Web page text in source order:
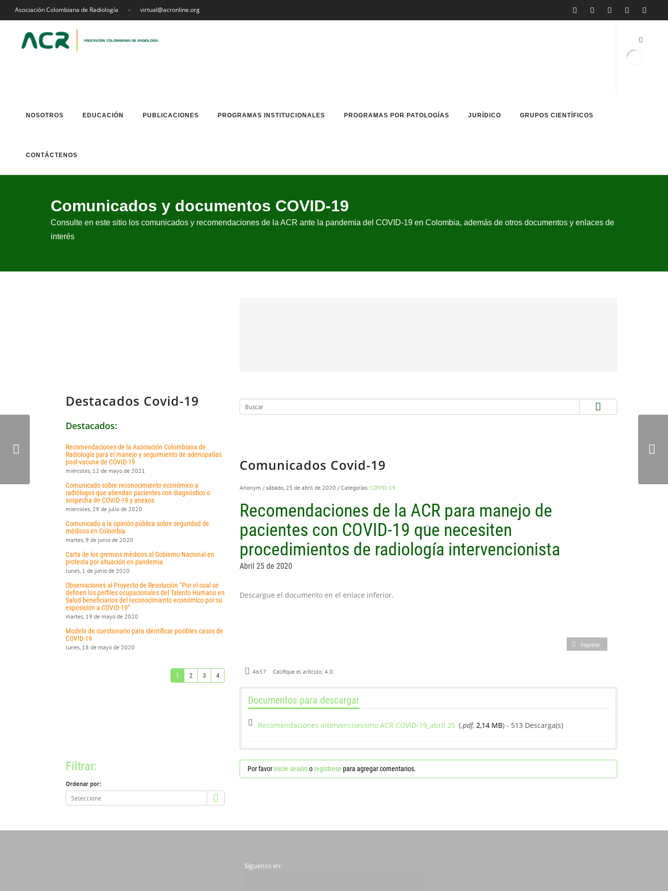
Asociación Colombiana de Radiología - virtual@acronline.org
NOSOTROS EDUCACIÓN PUBLICACIONES PROGRAMAS INSTITUCIONALES PROGRAMAS POR PATOLOGÍAS JURÍDICO GRUPOS CIENTÍFICOS
CONTÁCTENOS
Comunicados y documentos COVID-19
Consulte en este sitio los comunicados y recomendaciones de la ACR ante la pandemia del COVID-19 en Colombia, además de otros documentos y enlaces de
interés
Destacados Covid-19
Destacados:
Recomendaciones de la Asociación Colombiana de
Radiología para el manejo y seguimiento de adenopatías
post-vacuna de COVID-19
miércoles, 12 de mayo de 2021
Comunicado sobre reconocimiento económico a
radiólogos que atiendan pacientes con diagnóstico o
sospecha de COVID-19 y anexos
miércoles, 29 de julio de 2020
Comunicado a la opinión pública sobre seguridad de
médicos en Colombia
martes, 9 de junio de 2020
Carta de los gremios médicos al Gobierno Nacional en
protesta por situación en pandemia
lunes, 1 de junio de 2020
Observaciones al Proyecto de Resolución “Por el cual se
definen los perfiles ocupacionales del Talento Humano en
Salud beneficiarios del reconocimiento económico por su
exposición a COVID-19"
martes, 19 de mayo de 2020
Modelo de cuestionario para identificar posibles casos de
COVID-19
lunes, 18 de mayo de 2020
1 2 3 4
Filtrar:
Ordenar por:
Ordenar
Comunicados Covid-19
Anonym / sábado, 25 de abril de 2020 / Categorías: COVID-19
Recomendaciones de la ACR para manejo de
pacientes con COVID-19 que necesiten
procedimientos de radiología intervencionista
Abril 25 de 2020
Descargue el documento en el enlace inferior.
Imprimir
4657 Califique el arítculo: 4.0
Documentos para descargar
Recomendaciones intervencionismo ACR COVID-19_abril 25 (.pdf, 2,14 MB) - 513 Descarga(s)
Por favor inicie sesión o regístrese para agregar comentarios.
Síguenos en: